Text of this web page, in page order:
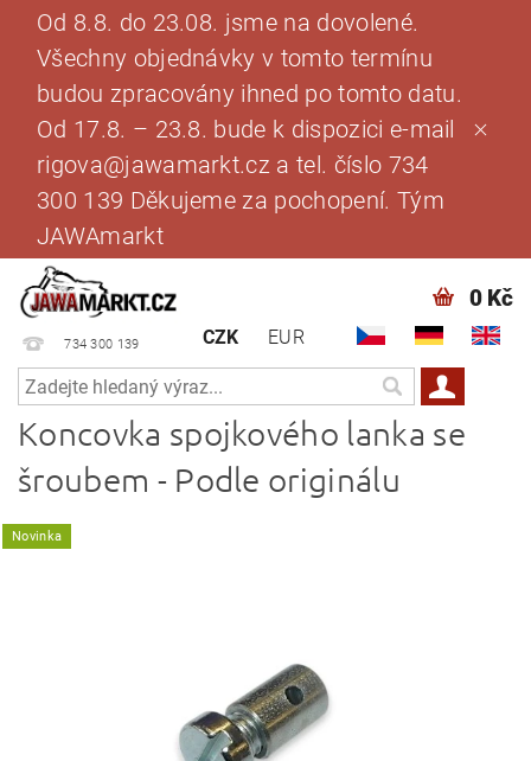
Od 8.8. do 23.08. jsme na dovolené.
Všechny objednávky v tomto termínu
budou zpracovány ihned po tomto datu.
Od 17.8. – 23.8. bude k dispozici e-mail
rigova@jawamarkt.cz a tel. číslo 734
300 139 Děkujeme za pochopení. Tým
JAWAmarkt
734 300 139 CZK EUR
0 Kč
Koncovka spojkového lanka se
šroubem - Podle originálu
Novinka